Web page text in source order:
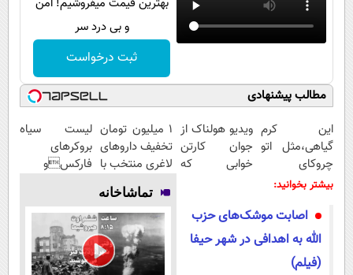
بهترین قیمت میفروشیم! امن
و بی درد سر
ثبت درخواست
مطالب پیشنهادی
این کرم
گیاهی،مثل اتو
چروکای
پوستتوصاف
ویدیو هولناک از
جوان کارتن
خوابی که
۱ میلیون تومان
تخفیف داروهای
لاغری منتخب با
ارسال از
داروخانه
نزدیکت
لیست سیاه
بروکرهای
فارکسو
دارند!
بیشتر بخوانید:
اصابت موشک‌های حزب
الله به اهدافی در شهر حیفا
(فیلم)
تماشاخانه